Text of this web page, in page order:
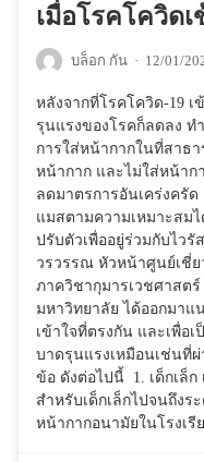
เมื่อโรคโควิด
บล็อก กัน · 12/01/
หลังจากที่โรคโควิด-19
รุนแรงของโรคก็ลดลง ท
การใส่หน้ากากในที่สาธ
หน้ากาก และไม่ใส่หน้าก
ลดมาตรการอันเคร่งครั
แมสตามความเหมาะสมไ
ปรับตัวเพื่ออยู่ร่วมกับไว
วรวรรณ หัวหน้าศูนย์เชี่
ภาควิชากุมารเวชศาสต
มหาวิทยาลัย ได้ออกมาแ
เข้าใจที่ตรงกัน และเพื่อ
บาดรุนแรงเหมือนเช่นที่
ข้อ ดังต่อไปนี้ 1. เด็กเล็
สำหรับเด็กเล็กไปจนถึงร
หน้ากากอนามัยในโรงเรี